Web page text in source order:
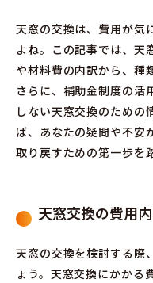
近年災害が多く屋根が
す。忙しいときは悪徳
時こそまちの屋根屋さ
エリア外の困った方も
軽にご相談ください。
天窓の交換は、費用が気
よね。この記事では、天
や材料費の内訳から、種
さらに、補助金制度の活
しない天窓交換のための
ば、あなたの疑問や不安
取り戻すための第一歩を
天窓交換の費用
天窓の交換を検討する際
ょう。天窓交換にかかる